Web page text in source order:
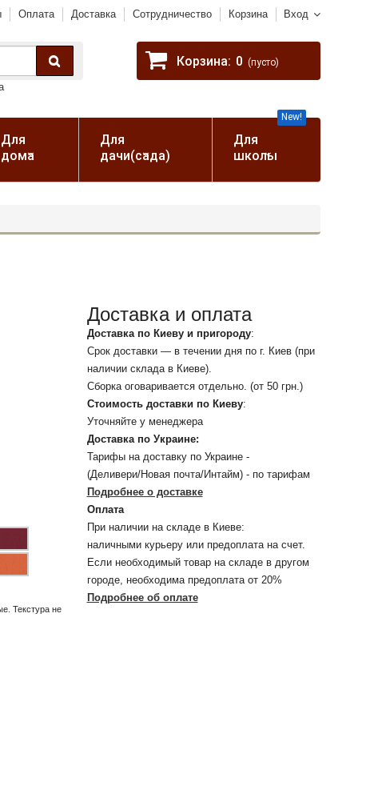
Вход
Оплата Доставка Сотрудничество Корзина
Корзина: 0 (пусто)
Для
дома
Для
дачи(сада)
Для
школы
New!
Текстура не
Доставка и оплата
Доставка по Киеву и пригороду:
Срок доставки — в течении дня по г. Киев (при
наличии склада в Киеве).
Сборка оговаривается отдельно. (от 50 грн.)
Стоимость доставки по Киеву:
Уточняйте у менеджера
Доставка по Украине:
Тарифы на доставку по Украине -
(Деливери/Новая почта/Интайм) - по тарифам
Подробнее о доставке
Оплата
При наличии на складе в Киеве:
наличными курьеру или предоплата на счет.
Если необходимый товар на складе в другом
городе, необходима предоплата от 20%
Подробнее об оплате